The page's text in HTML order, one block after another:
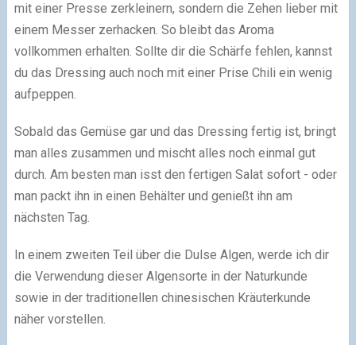
mit einer Presse zerkleinern, sondern die Zehen lieber mit
einem Messer zerhacken. So bleibt das Aroma
vollkommen erhalten. Sollte dir die Schärfe fehlen, kannst
du das Dressing auch noch mit einer Prise Chili ein wenig
aufpeppen.
Sobald das Gemüse gar und das Dressing fertig ist, bringt
man alles zusammen und mischt alles noch einmal gut
durch. Am besten man isst den fertigen Salat sofort - oder
man packt ihn in einen Behälter und genießt ihn am
nächsten Tag.
In einem zweiten Teil über die Dulse Algen, werde ich dir
die Verwendung dieser Algensorte in der Naturkunde
sowie in der traditionellen chinesischen Kräuterkunde
näher vorstellen.